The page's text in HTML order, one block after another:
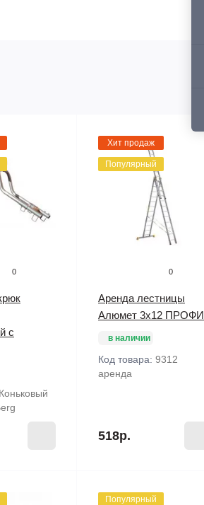
0
с
Хит продаж
Популярный
0
Аренда лестницы
Алюмет 3х12 ПРОФИ
в наличии
Код товара: 9312
аренда
518р.
Популярный